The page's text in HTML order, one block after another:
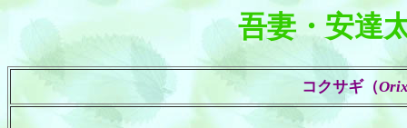
吾妻・安達
コクサギ（